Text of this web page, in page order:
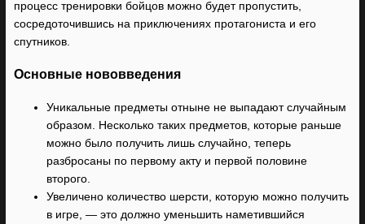
процесс тренировки бойцов можно будет пропустить,
сосредоточившись на приключениях протагониста и его
спутников.
Основные нововведения
Уникальные предметы отныне не выпадают случайным
образом. Несколько таких предметов, которые раньше
можно было получить лишь случайно, теперь
разбросаны по первому акту и первой половине
второго.
Увеличено количество шерсти, которую можно получить
в игре, — это должно уменьшить наметившийся